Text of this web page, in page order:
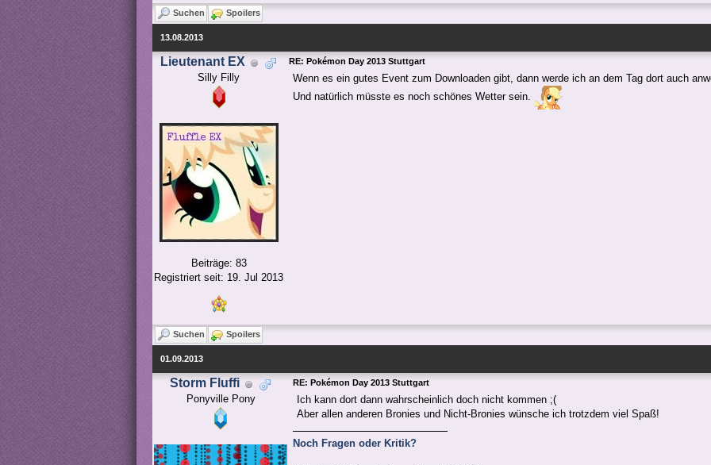
Suchen Spoilers
13.08.2013
Lieutenant EX
Silly Filly
Beiträge: 83
Registriert seit: 19. Jul 2013
RE: Pokémon Day 2013 Stuttgart
Wenn es ein gutes Event zum Downloaden gibt, dann werde ich an dem Tag dort auch
Und natürlich müsste es noch schönes Wetter sein.
Suchen Spoilers
01.09.2013
Storm Fluffi
Ponyville Pony
RE: Pokémon Day 2013 Stuttgart
Ich kann dort dann wahrscheinlich doch nicht kommen ;(
Aber allen anderen Bronies und Nicht-Bronies wünsche ich trotzdem viel Spaß!
Noch Fragen oder Kritik?